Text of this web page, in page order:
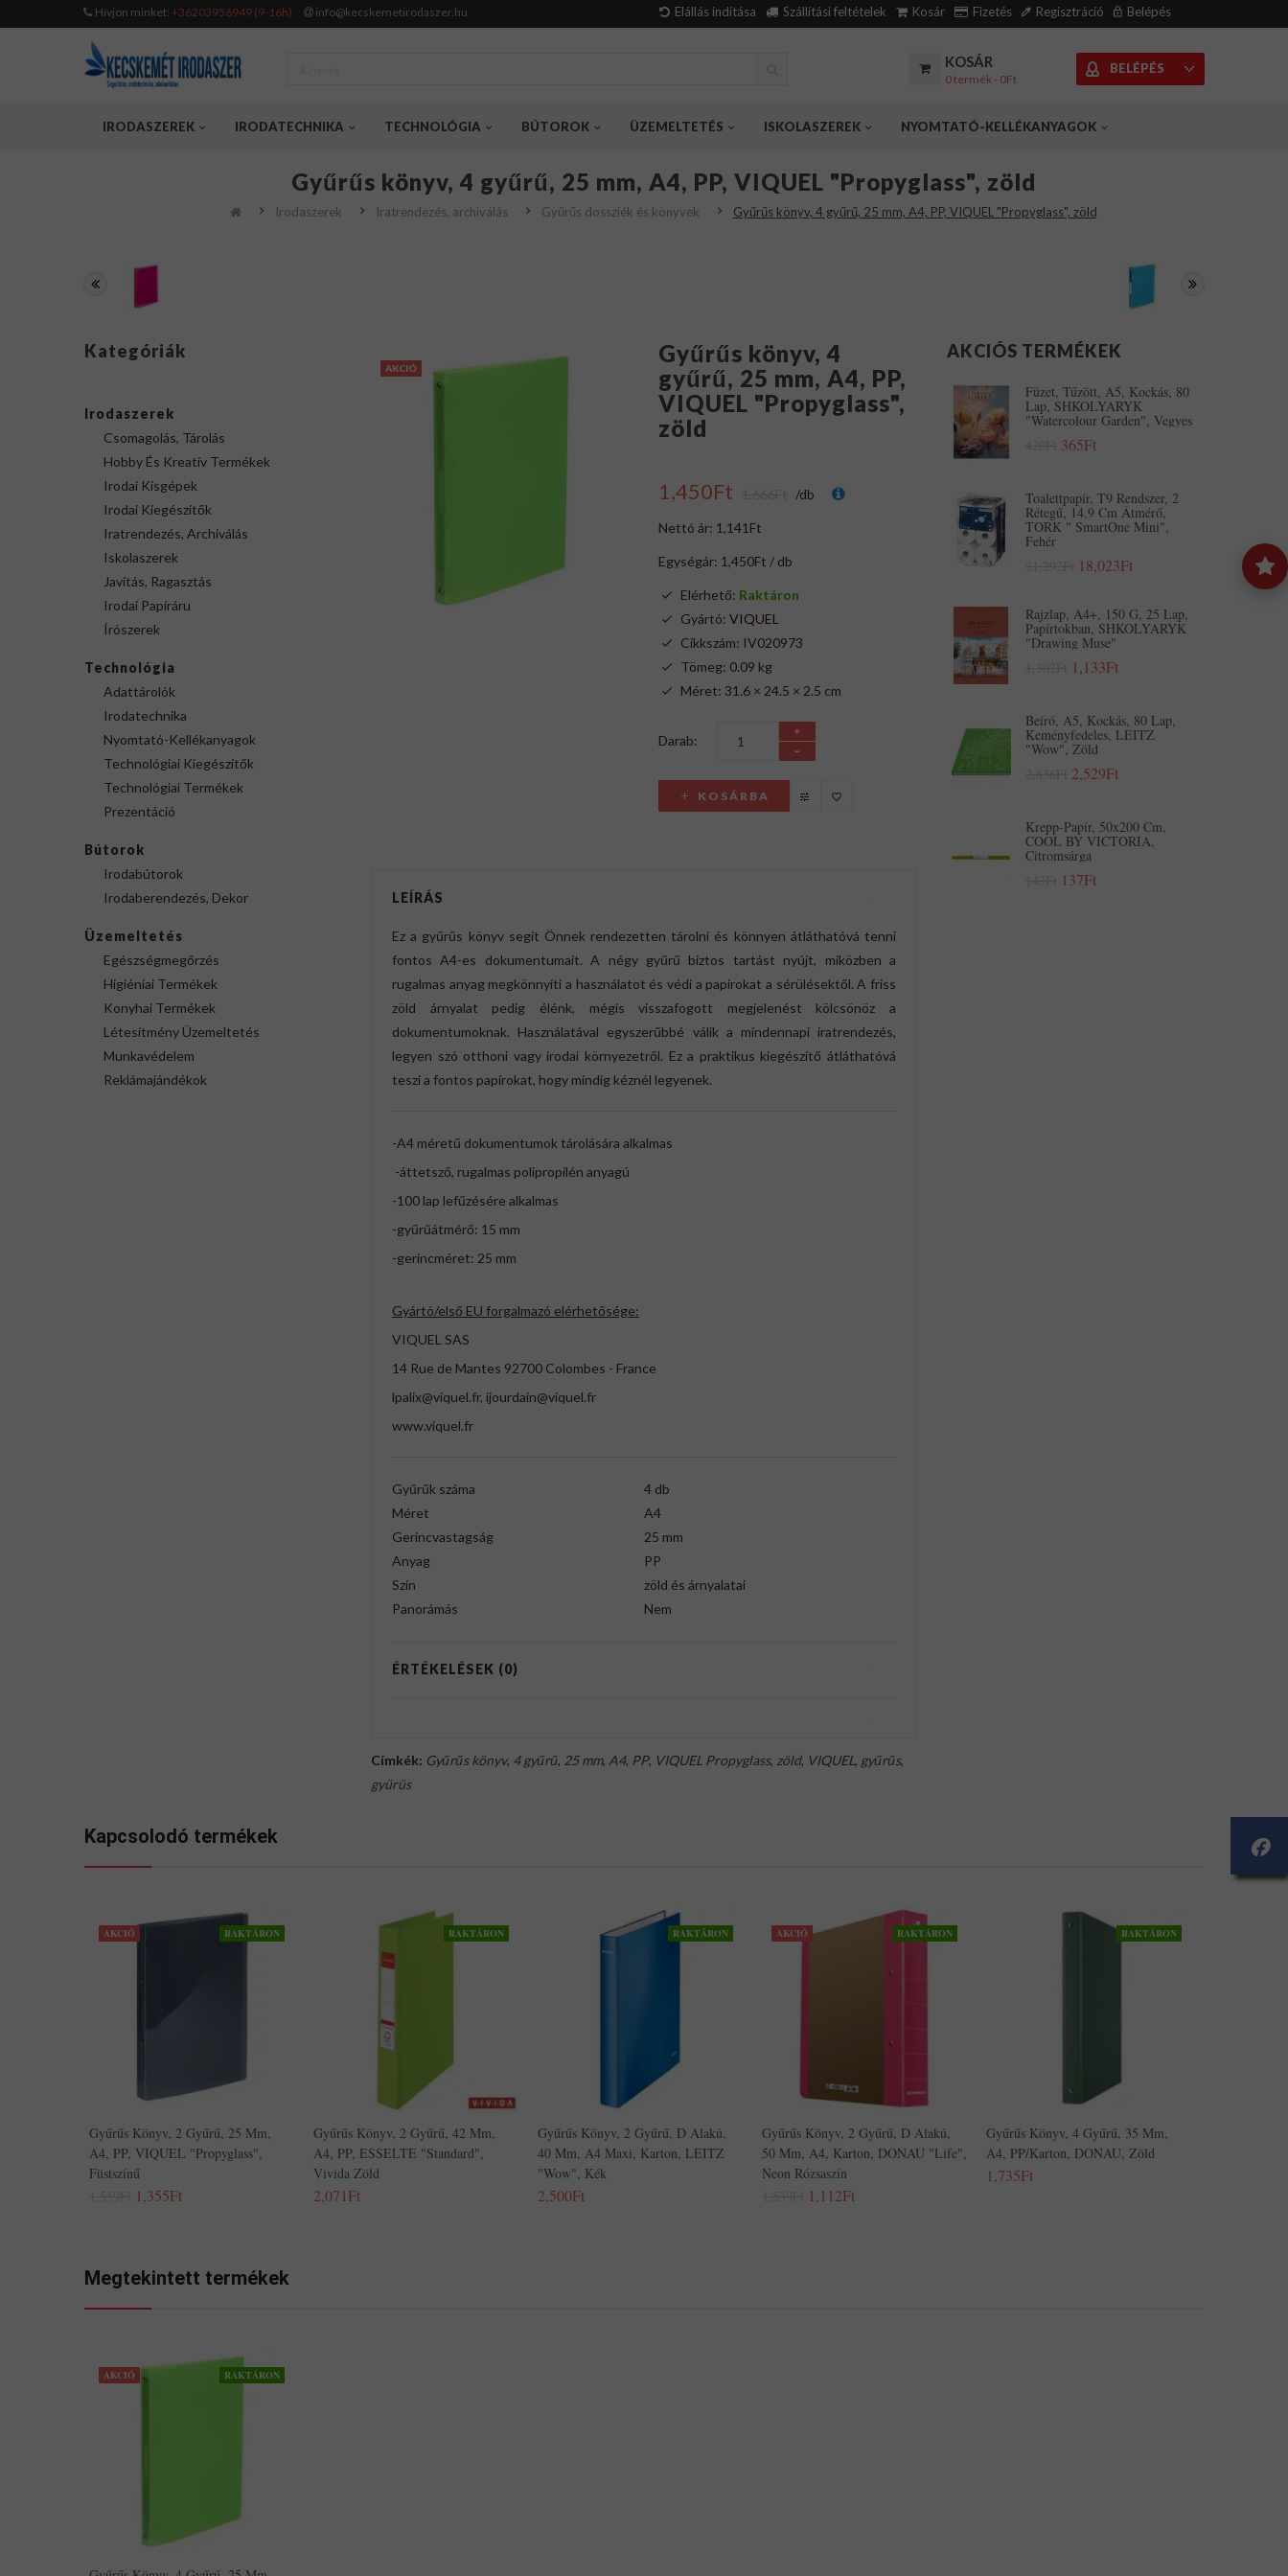
Hívjon minket: +36203956949 (9-16h) info@kecskemetirodaszer.hu Elállás indítása Szállítási feltételek Kosár Fizetés Regisztráció Belépés
KOSÁR
0 termék - 0Ft
BELÉPÉS
IRODASZEREK IRODATECHNIKA TECHNOLÓGIA BÚTOROK ÜZEMELTETÉS ISKOLASZEREK NYOMTATÓ-KELLÉKANYAGOK
Gyűrűs könyv, 4 gyűrű, 25 mm, A4, PP, VIQUEL "Propyglass", zöld
Irodaszerek Iratrendezés, archiválás Gyűrűs dossziék és könyvek Gyűrűs könyv, 4 gyűrű, 25 mm, A4, PP, VIQUEL "Propyglass", zöld
Kategóriák
Irodaszerek
Csomagolás, Tárolás
Hobby És Kreatív Termékek
Irodai Kisgépek
Irodai Kiegészítők
Iratrendezés, Archiválás
Iskolaszerek
Javítás, Ragasztás
Irodai Papíráru
Írószerek
Technológia
Adattárolók
Irodatechnika
Nyomtató-Kellékanyagok
Technológiai Kiegészítők
Technológiai Termékek
Prezentáció
Bútorok
Irodabútorok
Irodaberendezés, Dekor
Üzemeltetés
Egészségmegőrzés
Higiéniai Termékek
Konyhai Termékek
Létesítmény Üzemeltetés
Munkavédelem
Reklámajándékok
AKCIÓ
Gyűrűs könyv, 4
gyűrű, 25 mm, A4, PP,
VIQUEL "Propyglass",
zöld
1,450Ft /db
Nettó ár: 1,141Ft
Egységár: 1,450Ft / db
Elérhető: Raktáron
Gyártó: VIQUEL
Cikkszám: IV020973
Tömeg: 0.09 kg
Méret: 31.6 × 24.5 × 2.5 cm
Darab:
KOSÁRBA
LEÍRÁS
Ez a gyűrűs könyv segít Önnek rendezetten tárolni és könnyen átláthatóvá tenni
fontos A4-es dokumentumait. A négy gyűrű biztos tartást nyújt, miközben a
rugalmas anyag megkönnyíti a használatot és védi a papírokat a sérülésektől. A friss
zöld árnyalat pedig élénk, mégis visszafogott megjelenést kölcsönöz a
dokumentumoknak. Használatával egyszerűbbé válik a mindennapi iratrendezés,
legyen szó otthoni vagy irodai környezetről. Ez a praktikus kiegészítő átláthatóvá
teszi a fontos papírokat, hogy mindig kéznél legyenek.
-A4 méretű dokumentumok tárolására alkalmas
-áttetsző, rugalmas polipropilén anyagú
-100 lap lefűzésére alkalmas
-gyűrűátmérő: 15 mm
-gerincméret: 25 mm
Gyártó/első EU forgalmazó elérhetősége:
VIQUEL SAS
14 Rue de Mantes 92700 Colombes - France
lpalix@viquel.fr, ijourdain@viquel.fr
www.viquel.fr
Gyűrűk száma
4 db
Méret
A4
Gerincvastagság
25 mm
Anyag
PP
Szín
zöld és árnyalatai
Panorámás
Nem
ÉRTÉKELÉSEK (0)
Címkék: Gyűrűs könyv, 4 gyűrű, 25 mm, A4, PP, VIQUEL Propyglass, zöld, VIQUEL, gyűrűs,
gyürüs
AKCIÓS TERMÉKEK
Füzet, Tűzött, A5, Kockás, 80
Lap, SHKOLYARYK
"Watercolour Garden", Vegyes
365Ft
Toalettpapír, T9 Rendszer, 2
Rétegű, 14,9 Cm Átmérő,
TORK " SmartOne Mini",
Fehér
18,023Ft
Rajzlap, A4+, 150 G, 25 Lap,
Papírtokban, SHKOLYARYK
"Drawing Muse"
1,133Ft
Beíró, A5, Kockás, 80 Lap,
Keményfedeles, LEITZ
"Wow", Zöld
2,529Ft
Krepp-Papír, 50x200 Cm,
COOL BY VICTORIA,
Citromsárga
137Ft
Kapcsolodó termékek
AKCIÓ RAKTÁRON
Gyűrűs Könyv, 2 Gyűrű, 25 Mm,
A4, PP, VIQUEL "Propyglass",
Füstszínű
1,355Ft
RAKTÁRON
Gyűrűs Könyv, 2 Gyűrű, 42 Mm,
A4, PP, ESSELTE "Standard",
Vivida Zöld
2,071Ft
RAKTÁRON
Gyűrűs Könyv, 2 Gyűrű, D Alakú,
40 Mm, A4 Maxi, Karton, LEITZ
"Wow", Kék
2,500Ft
AKCIÓ RAKTÁRON
Gyűrűs Könyv, 2 Gyűrű, D Alakú,
50 Mm, A4, Karton, DONAU "Life",
Neon Rózsaszín
1,112Ft
RAKTÁRON
Gyűrűs Könyv, 4 Gyűrű, 35 Mm,
A4, PP/karton, DONAU, Zöld
1,735Ft
Megtekintett termékek
AKCIÓ RAKTÁRON